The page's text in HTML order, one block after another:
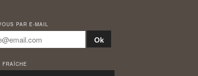
PAR E-MAIL